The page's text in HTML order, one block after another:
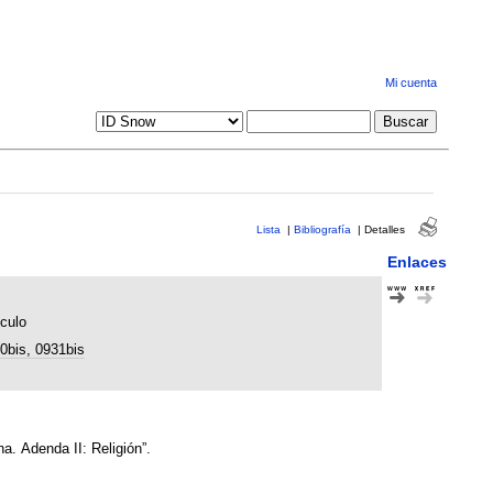
Mi cuenta
Lista | Bibliografía | Detalles
Enlaces
0931bis
Adenda II: Religión”.